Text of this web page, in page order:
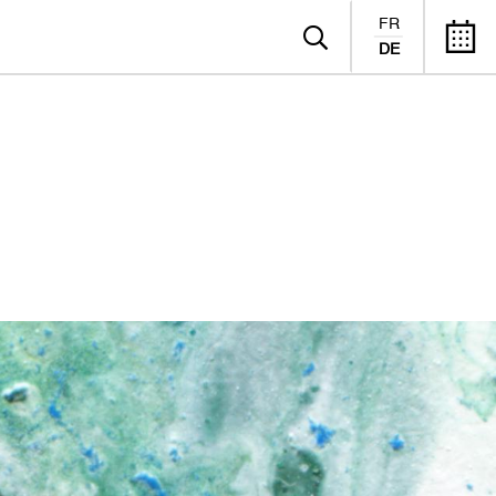
FR
DE